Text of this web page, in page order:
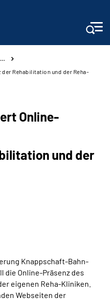
…
der Rehabilitation und der Reha-
Online-
und der
Knappschaft-Bahn-
die Online-Präsenz des
eigenen Reha-Kliniken.
Webseiten der